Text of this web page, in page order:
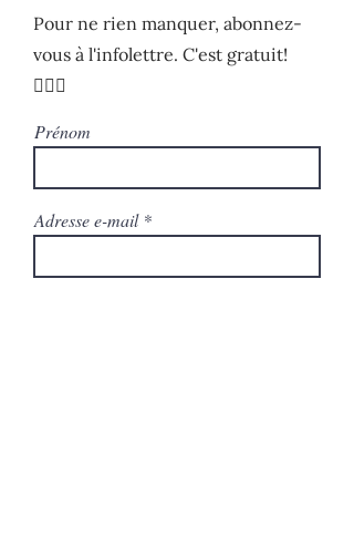
Pour ne rien manquer, abonnez-
vous à l'infolettre. C'est gratuit!
🧚🏻‍♀️
Prénom
Adresse e-mail